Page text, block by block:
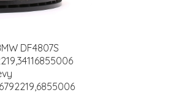
DF4807S